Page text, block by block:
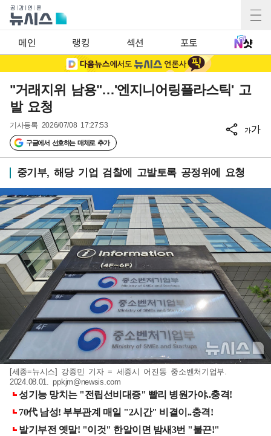
메인 랭킹 섹션 포토
"거래지위 남용"…'엔지니어링플라스틱' 고
발 요청
기사등록 2026/07/08 17:27:53
구글에서 선호하는 매체로 추가
가가
중기부, 해당 기업 검찰에 고발토록 공정위에 요청
[세종=뉴시스] 강종민 기자 = 세종시 어진동 중소벤처기업부.
2024.08.01.ppkjm@newsis.com